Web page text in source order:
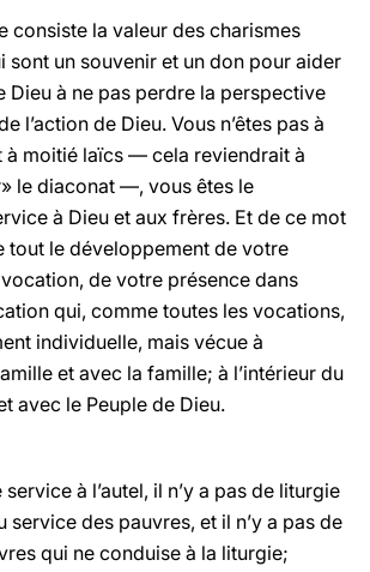
consiste la valeur des charismes
sont un souvenir et un don pour aider
Dieu à ne pas perdre la perspective
l’action de Dieu. Vous n’êtes pas à
à moitié laïcs — cela reviendrait à
le diaconat —, vous êtes le
à Dieu et aux frères. Et de ce mot
tout le développement de votre
de votre présence dans
qui, comme toutes les vocations,
individuelle, mais vécue à
et avec la famille; à l’intérieur du
avec le Peuple de Dieu.
à l’autel, il n’y a pas de liturgie
service des pauvres, et il n’y a pas de
qui ne conduise à la liturgie;